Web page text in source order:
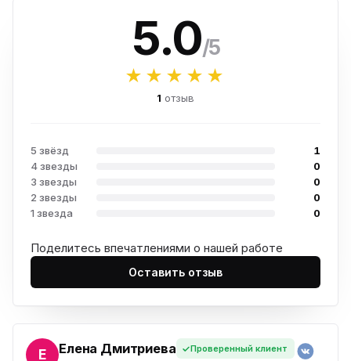
5.0/5
★★★★★
1 отзыв
5 звёзд
1
4 звезды
0
3 звезды
0
2 звезды
0
1 звезда
0
Поделитесь впечатлениями о нашей работе
Оставить отзыв
Елена Дмитриева Проверенный клиент